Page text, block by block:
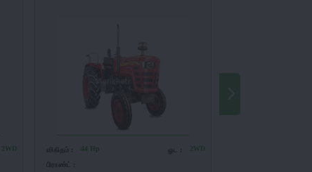
2WD விகிதம் : 44 Hp ஓட : 2WD
பிராண்ட் :